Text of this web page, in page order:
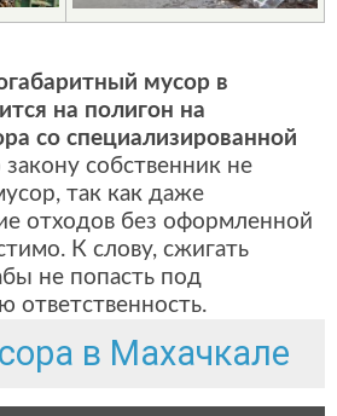
мусор в
на полигон на
со специализированной
закону собственник не
так как даже
отходов без оформленной
К слову, сжигать
не попасть под
ответственность.
в Махачкале